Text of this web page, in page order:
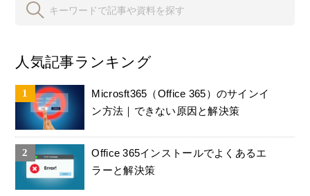
人気記事ランキング
Microsft365（Office 365）のサインイ
ン方法｜できない原因と解決策
Office 365インストールでよくあるエ
ラーと解決策